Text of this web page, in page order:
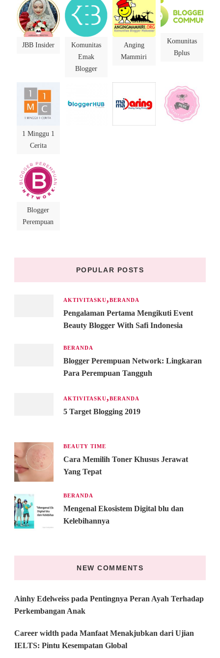
JBB Insider
Komunitas
Emak
Blogger
Anging
Mammiri
Komunitas
Bplus
1 Minggu 1
Cerita
Blogger
Perempuan
POPULAR POSTS
AKTIVITASKU BERANDA
Pengalaman Pertama Mengikuti Event
Beauty Blogger With Safi Indonesia
BERANDA
Blogger Perempuan Network: Lingkaran
Para Perempuan Tangguh
AKTIVITASKU BERANDA
5 Target Blogging 2019
BEAUTY TIME
Cara Memilih Toner Khusus Jerawat
Yang Tepat
BERANDA
Mengenal Ekosistem Digital blu dan
Kelebihannya
NEW COMMENTS
Ainhy Edelweiss pada Pentingnya Peran Ayah Terhadap
Perkembangan Anak
Career width pada Manfaat Menakjubkan dari Ujian
IELTS: Pintu Kesempatan Global